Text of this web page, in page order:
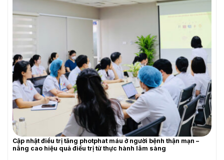
YÊU CẦU BÁO GIÁ
Cập nhật điều trị tăng photphat máu ở người bệnh thận mạn –
nâng cao hiệu quả điều trị từ thực hành lâm sàng